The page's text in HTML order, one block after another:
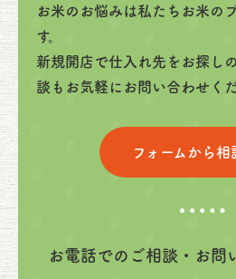
お米のお悩みは私たちお米の
す。
新規開店で仕入れ先をお探し
談もお気軽にお問い合わせくだ
フォームから相
お電話でのご相談・お問